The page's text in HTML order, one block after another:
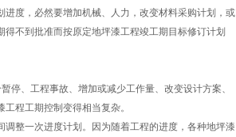
度，必然要增加机械、人力，改变材料采购计划，或
不到批准而按原定地坪漆工程竣工期目标修订计划
停、工程事故、增加或减少工作量、改变设计方案、
程工期控制变得相当复杂。
整一次进度计划。因为随着工程的进度，各种地坪漆